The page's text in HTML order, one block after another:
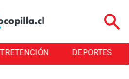
DEPORTES